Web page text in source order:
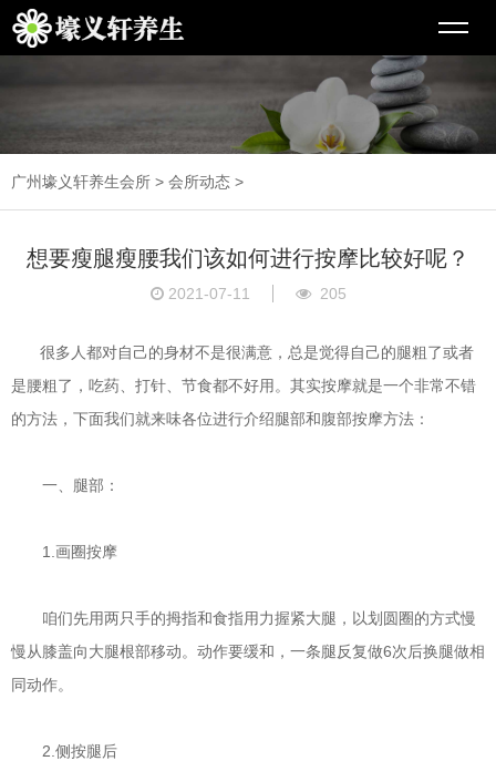
广州壕义轩养生会所 > 会所动态 >
想要瘦腿瘦腰我们该如何进行按摩比较好呢？
2021-07-11 205
很多人都对自己的身材不是很满意，总是觉得自己的腿粗了或者
是腰粗了，吃药、打针、节食都不好用。其实按摩就是一个非常不错
的方法，下面我们就来味各位进行介绍腿部和腹部按摩方法：
一、腿部：
1.画圈按摩
咱们先用两只手的拇指和食指用力握紧大腿，以划圆圈的方式慢
慢从膝盖向大腿根部移动。动作要缓和，一条腿反复做6次后换腿做相
同动作。
2.侧按腿后